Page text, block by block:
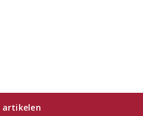
artikelen